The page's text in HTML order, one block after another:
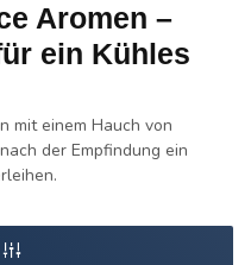
Aromen –
ein Kühles
mit einem Hauch von
der Empfindung ein